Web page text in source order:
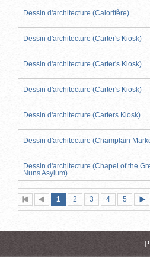
Dessin d'architecture (Calorifère)
Dessin d'architecture (Carter's Kiosk)
Dessin d'architecture (Carter's Kiosk)
Dessin d'architecture (Carter's Kiosk)
Dessin d'architecture (Carters Kiosk)
Dessin d'architecture (Champlain
Dessin d'architecture (Chapel of the
Nuns Asylum)
Première
page
Page
précédente
Page
1 (page
actuelle)
Page
2 Page
3 Page
4 Page
5